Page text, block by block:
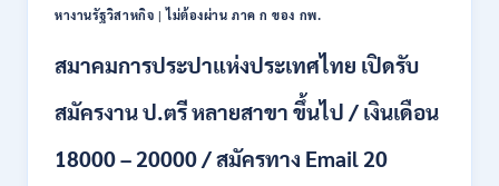
ไม่
ผ่าน
ก
กพ.
หางานรัฐวิสาหกิจ |ไม่ต้องผ่าน ภาค ก ของ กพ.
สมาคมการประปาแห่งประเทศไทย เปิดรับ
สมัครงาน ป.ตรี หลายสาขา ขึ้นไป / เงินเดือน
18000 – 20000 / สมัครทาง Email 20